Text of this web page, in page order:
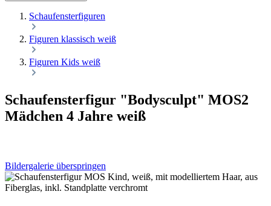
Schaufenster­figuren
Figuren klassisch weiß
Figuren Kids weiß
Schaufensterfigur "Bodysculpt" MOS2
Mädchen 4 Jahre weiß
Bildergalerie überspringen